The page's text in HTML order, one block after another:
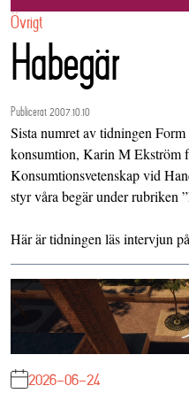
Övrigt
Habegär
Publicerat 2007.10.10
Sista numret av tidningen
konsumtion, Karin M Ekström
Konsumtionsvetenskap vid
styr våra begär under rubriken
Härär tidningen läs intervjun
2026-06-24